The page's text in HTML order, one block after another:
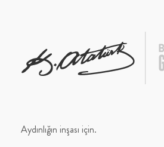
Aydınlığın inşası için.